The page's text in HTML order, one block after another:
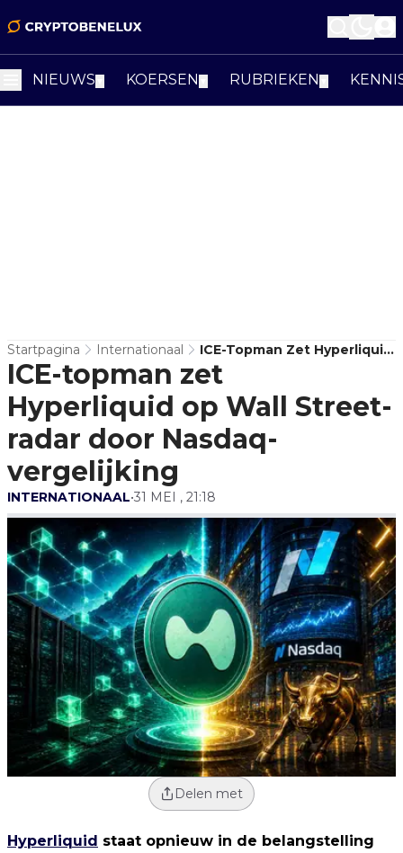
NIEUWS KOERSEN RUBRIEKEN
Startpagina Internationaal
ICE-Topman Zet Hyperliquid
Op Wall Street-Radar Door
Nasdaq-Vergelijking
ICE-topman zet
Hyperliquid op Wall Street-
radar door Nasdaq-
vergelijking
INTERNATIONAAL•31 MEI , 21:18
Delen met
Hyperliquid staat opnieuw in de belangstelling